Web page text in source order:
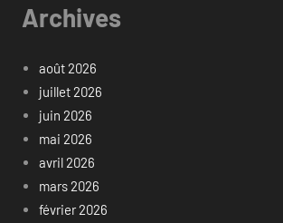
Archives
août 2026
juillet 2026
juin 2026
mai 2026
avril 2026
mars 2026
février 2026